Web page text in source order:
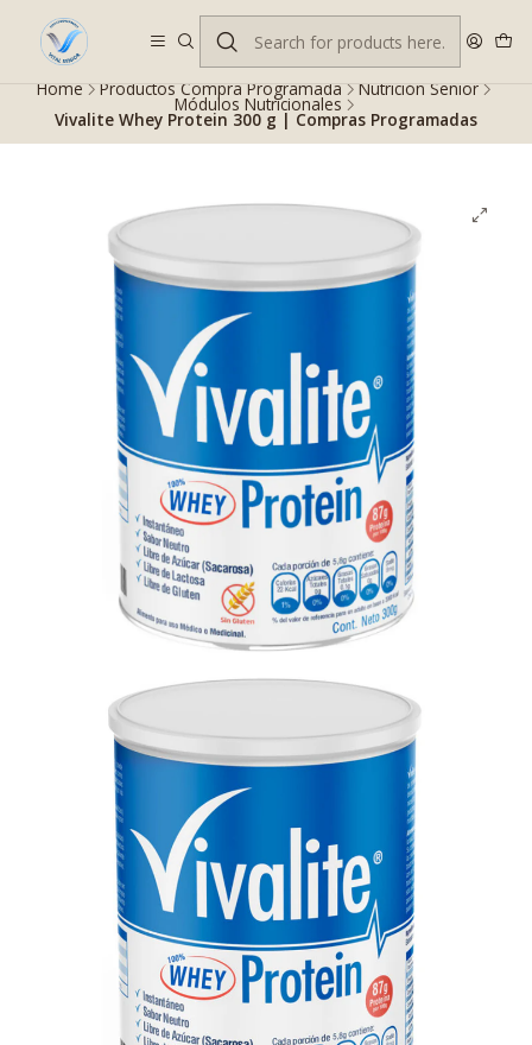
Despacho gratis en RM desde $100.000. Revisa las condiciones.
Home Productos Compra Programada Nutrición Senior
Módulos Nutricionales
Vivalite Whey Protein 300 g | Compras Programadas